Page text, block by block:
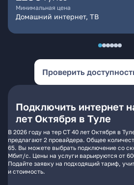
Минимальная цена
Домашний интернет, ТВ
Проверить
Подключить интернет
лет Октября в Туле
В 2026 году на тер СТ 40 лет Октября в
предлагают 2 провайдера. Общее
65. Вы можете выбрать подключение со
Мбит/с. Цены на услуги варьируются от
Подайте заявку на подходящий тариф,
и стоимость.